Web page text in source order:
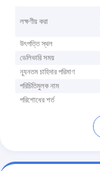
লক্ষণীয় করা
উৎপত্তি স্থল
ডেলিভারি সময়
ন্যূনতম চাহিদার পরিমাণ
পরিচিতিমুলক নাম
পরিশোধের শর্ত